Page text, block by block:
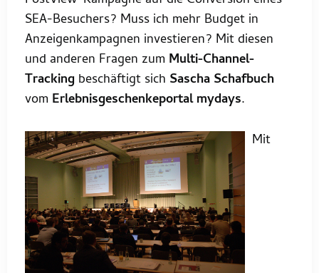
SEA-Besuchers? Muss ich mehr Budget in
Anzeigenkampagnen investieren? Mit diesen
und anderen Fragen zum Multi-Channel-
Tracking beschäftigt sich Sascha Schafbuch
vom Erlebnisgeschenkeportal mydays.
Mit